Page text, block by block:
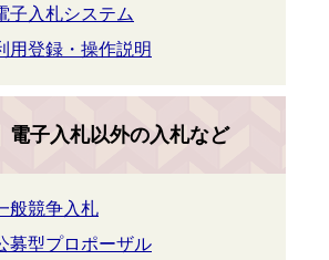
子入札システム
用登録・操作説明
電子入札以外の入札など
般競争入札
募型プロポーザル